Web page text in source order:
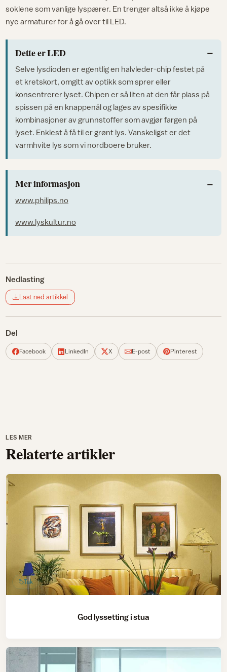
soklene som vanlige lyspærer. En trenger altså ikke å kjøpe
nye armaturer for å gå over til LED.
Dette er LED
Selve lysdioden er egentlig en halvleder-chip festet på
et kretskort, omgitt av optikk som sprer eller
konsentrerer lyset. Chipen er så liten at den får plass på
spissen på en knappenål og lages av spesifikke
kombinasjoner av grunnstoffer som avgjør fargen på
lyset. Enklest å få til er grønt lys. Vanskeligst er det
varmhvite lys som vi nordboere bruker.
Mer informasjon
www.philips.no
www.lyskultur.no
Nedlasting
Last ned artikkel
Del
Facebook LinkedIn X E-post Pinterest
LES MER
Relaterte artikler
Tak
God lyssetting i stua